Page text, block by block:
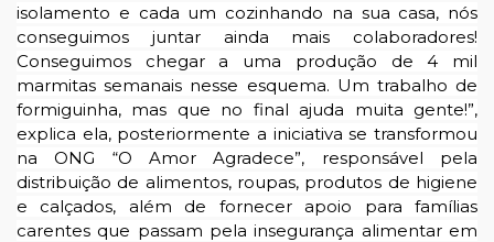
isolamento e cada um cozinhando na sua casa, nós
conseguimos juntar ainda mais colaboradores!
Conseguimos chegar a uma produção de 4 mil
marmitas semanais nesse esquema. Um trabalho de
formiguinha, mas que no final ajuda muita gente!”,
explica ela, posteriormente a iniciativa se transformou
na ONG “O Amor Agradece”, responsável pela
distribuição de alimentos, roupas, produtos de higiene
e calçados, além de fornecer apoio para famílias
carentes que passam pela insegurança alimentar em